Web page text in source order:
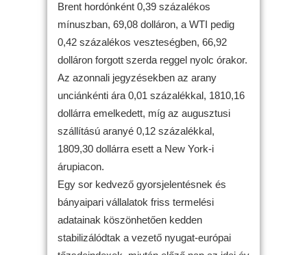
Brent hordónként 0,39 százalékos
mínuszban, 69,08 dolláron, a WTI pedig
0,42 százalékos veszteségben, 66,92
dolláron forgott szerda reggel nyolc órakor.
Az azonnali jegyzésekben az arany
unciánkénti ára 0,01 százalékkal, 1810,16
dollárra emelkedett, míg az augusztusi
szállítású aranyé 0,12 százalékkal,
1809,30 dollárra esett a New York-i
árupiacon.
Egy sor kedvező gyorsjelentésnek és
bányaipari vállalatok friss termelési
adatainak köszönhetően kedden
stabilizálódtak a vezető nyugat-európai